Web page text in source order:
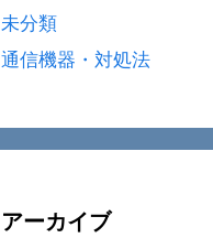
未分類
通信機器・対処法
アーカイブ